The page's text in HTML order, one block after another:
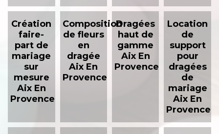
Création
faire-
part de
mariage
sur
mesure
Aix En
Provence
Composition
de fleurs
en
dragée
Aix En
Provence
Dragées
haut de
gamme
Aix En
Provence
Location
de
support
pour
dragées
de
mariage
Aix En
Provence